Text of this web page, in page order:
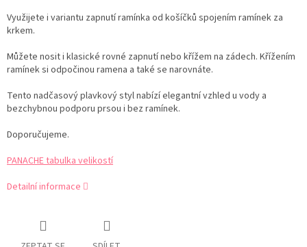
Využijete i variantu zapnutí ramínka od košíčků spojením ramínek za
krkem.
Můžete nosit i klasické rovné zapnutí nebo křížem na zádech. Křížením
ramínek si odpočinou ramena a také se narovnáte.
Tento nadčasový plavkový styl nabízí elegantní vzhled u vody a
bezchybnou podporu prsou i bez ramínek.
Doporučujeme.
PANACHE tabulka velikostí
Detailní informace